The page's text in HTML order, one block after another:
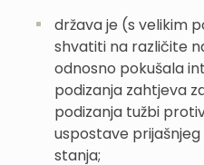
država je (s velikim
shvatiti na različite
odnosno pokušala
podizanja zahtjeva
podizanja tužbi
uspostave
stanja;